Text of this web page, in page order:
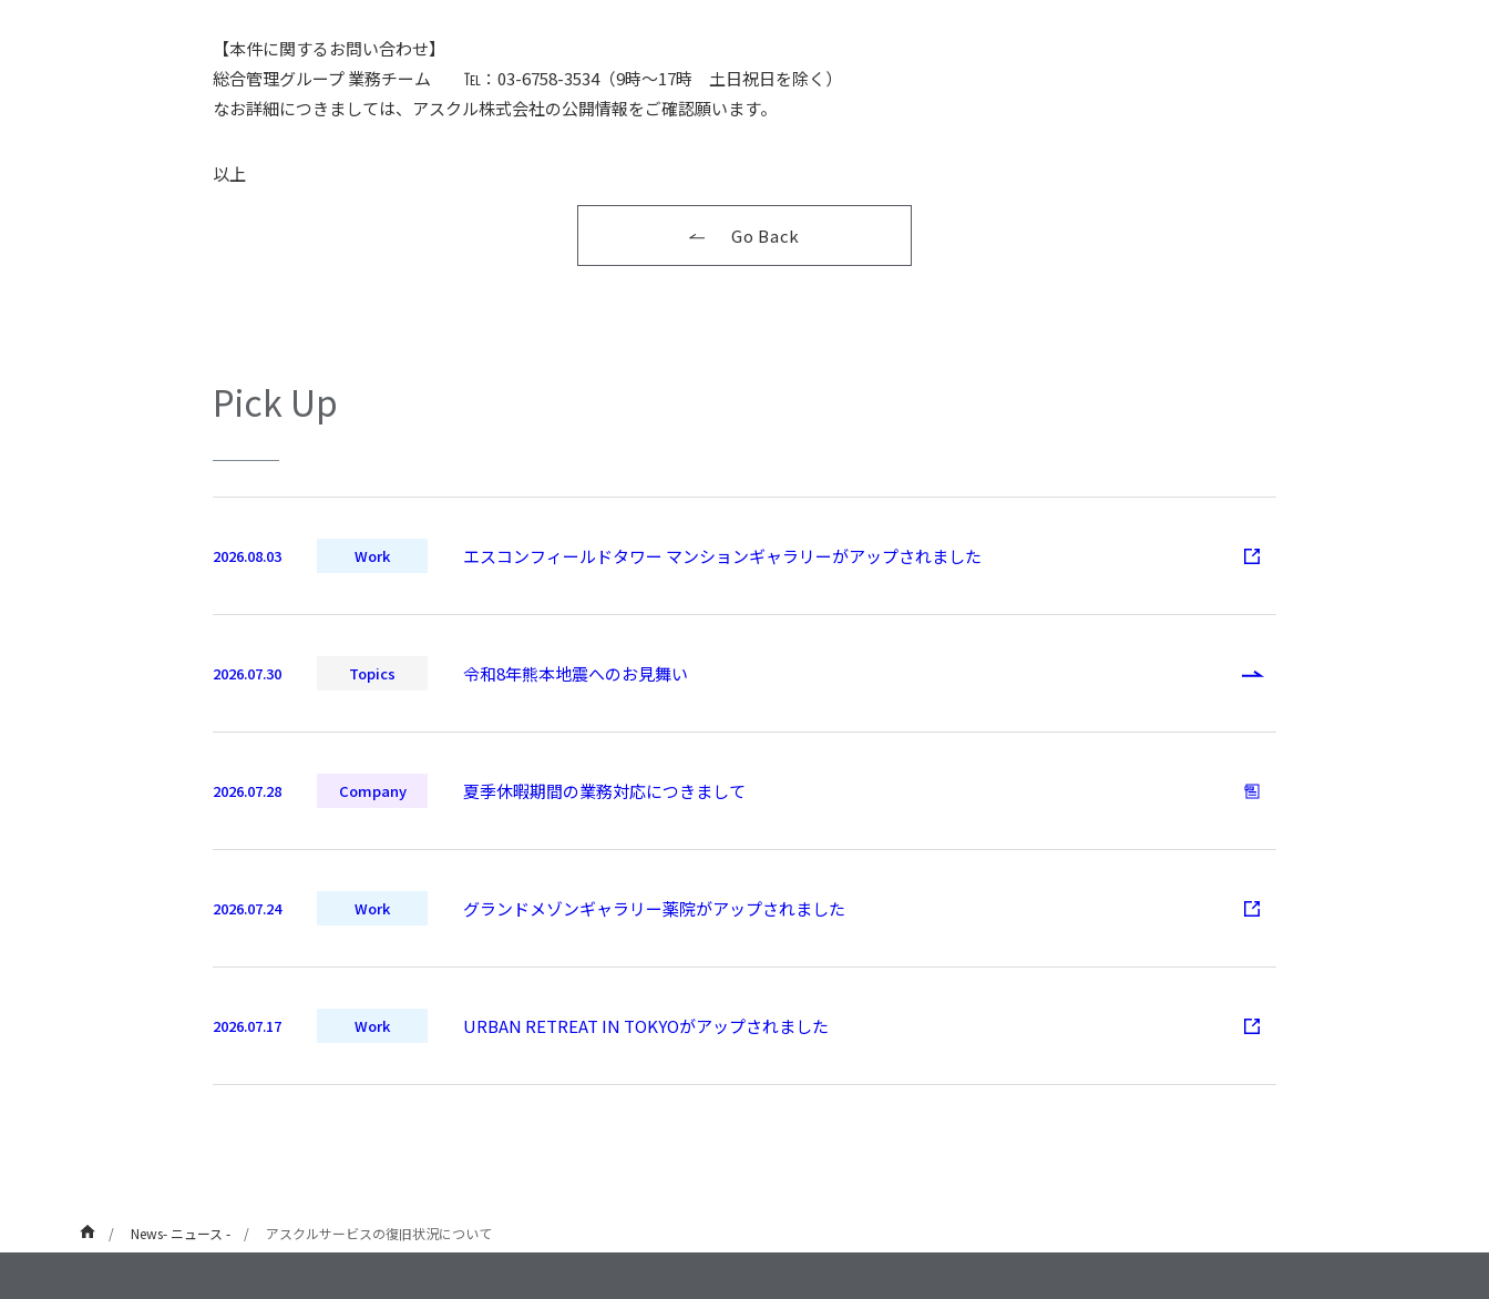
【本件に関するお問い合わせ】
総合管理グループ 業務チーム ℡：03-6758-3534（9時～17時 土日祝日を除く）
なお詳細につきましては、アスクル株式会社の公開情報をご確認願います。
以上
Go Back
Pick Up
2026.08.03 Work エスコンフィールドタワー マンションギャラリーがアップされました
2026.07.30 Topics 令和8年熊本地震へのお見舞い
2026.07.28 Company 夏季休暇期間の業務対応につきまして
2026.07.24 Work グランドメゾンギャラリー薬院がアップされました
2026.07.17 Work URBAN RETREAT IN TOKYOがアップされました
News- ニュース - アスクルサービスの復旧状況について